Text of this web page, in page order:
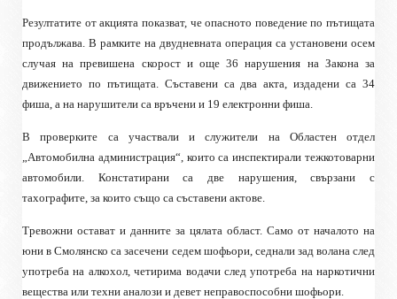
Резултатите от акцията показват, че опасното поведение по пътищата
продължава. В рамките на двудневната операция са установени осем
случая на превишена скорост и още 36 нарушения на Закона за
движението по пътищата. Съставени са два акта, издадени са 34
фиша, а на нарушители са връчени и 19 електронни фиша.
В проверките са участвали и служители на Областен отдел
„Автомобилна администрация“, които са инспектирали тежкотоварни
автомобили. Констатирани са две нарушения, свързани с
тахографите, за които също са съставени актове.
Тревожни остават и данните за цялата област. Само от началото на
юни в Смолянско са засечени седем шофьори, седнали зад волана след
употреба на алкохол, четирима водачи след употреба на наркотични
вещества или техни аналози и девет неправоспособни шофьори.